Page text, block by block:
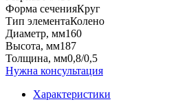
Форма сеченияКруг
Тип элементаКолено
Диаметр, мм160
Высота, мм187
Толщина, мм0,8/0,5
Нужна консультация
Характеристики